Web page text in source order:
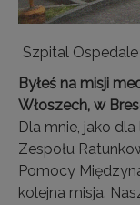
Szpital Ospedale
Byłeś na misji
Włoszech, w
Dla mnie, jako dla
Zespołu
Pomocy
kolejna misja.